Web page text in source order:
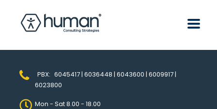
PBX: 6045417 | 6036448 | 6043600 | 6009917 |
6023800
Mon - Sat 8.00 - 18.00